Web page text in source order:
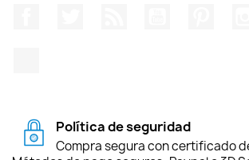
Política de seguridad
Compra segura con certificado